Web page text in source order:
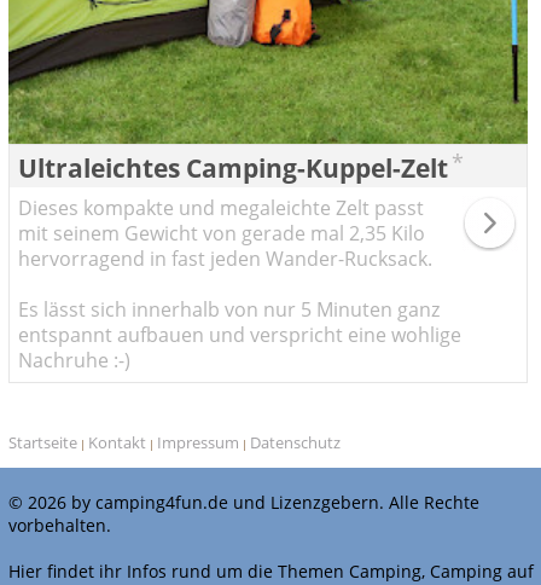
Ultraleichtes Camping-Kuppel-Zelt*
Dieses kompakte und megaleichte Zelt passt
mit seinem Gewicht von gerade mal 2,35 Kilo
hervorragend in fast jeden Wander-Rucksack.
Es lässt sich innerhalb von nur 5 Minuten ganz
entspannt aufbauen und verspricht eine wohlige
Nachruhe :-)
Startseite | Kontakt | Impressum | Datenschutz
© 2026 by camping4fun.de und Lizenzgebern. Alle Rechte
vorbehalten.
Hier findet ihr Infos rund um die Themen Camping, Camping auf